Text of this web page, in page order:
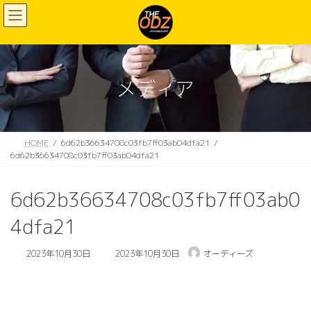
コ
ン
ン
へ
ス
キ
ッ
プ
ナ
ビ
ー
ョ
ン
に
移
動
メディア
HOME
6d62b36634708c03fb7ff03ab04dfa21
6d62b36634708c03fb7ff03ab04dfa21
6d62b36634708c03fb7ff03ab0
4dfa21
2023年10月30日
最
2023年10月30日 オーディーズ